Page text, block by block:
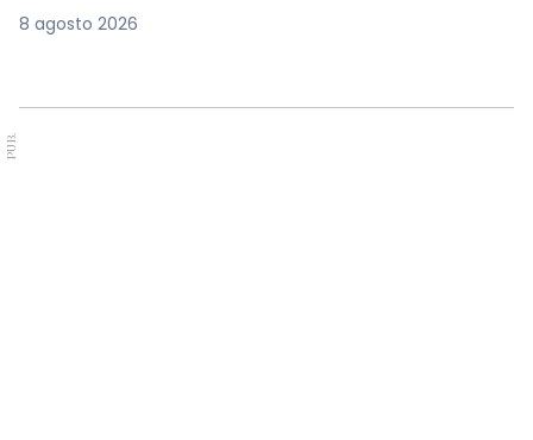
8 agosto 2026
PUB.